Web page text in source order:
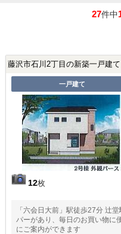
27件中
藤沢市石川2丁目の新築一戸建て
一戸建て
12枚
「六会日大前」駅徒歩27分 辻
パーがあり、毎日のお買い物に
にご案内ができます